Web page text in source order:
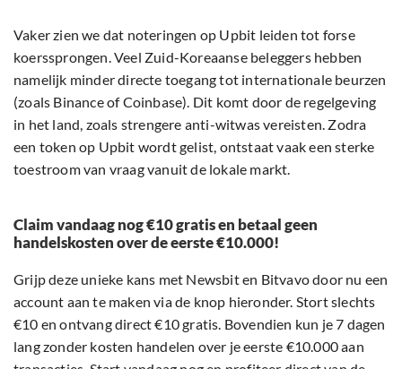
Vaker zien we dat noteringen op Upbit leiden tot forse
koerssprongen. Veel Zuid-Koreaanse beleggers hebben
namelijk minder directe toegang tot internationale beurzen
(zoals Binance of Coinbase). Dit komt door de regelgeving
in het land, zoals strengere anti-witwas vereisten. Zodra
een token op Upbit wordt gelist, ontstaat vaak een sterke
toestroom van vraag vanuit de lokale markt.
Claim vandaag nog €10 gratis en betaal geen
handelskosten over de eerste €10.000!
Grijp deze unieke kans met Newsbit en Bitvavo door nu een
account aan te maken via de knop hieronder. Stort slechts
€10 en ontvang direct €10 gratis. Bovendien kun je 7 dagen
lang zonder kosten handelen over je eerste €10.000 aan